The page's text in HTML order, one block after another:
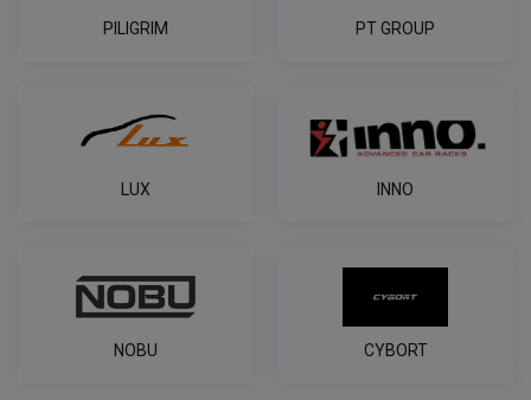
PILIGRIM PT GROUP
LUX INNO
NOBU CYBORT